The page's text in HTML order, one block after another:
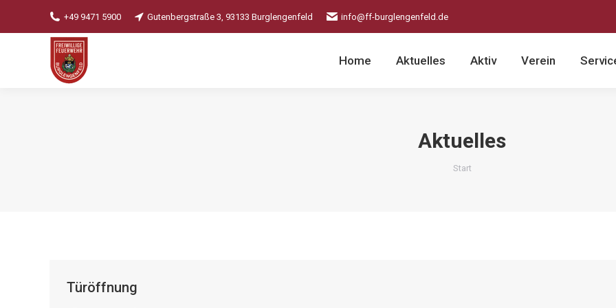
+49 9471 5900 Gutenbergstraße 3, 93133 Burglengenfeld info@ff-burglengenfeld.de
Home Aktuelles Aktiv Verein
Aktuelles
Sie befinden sich hier:
Start
Türöffnung